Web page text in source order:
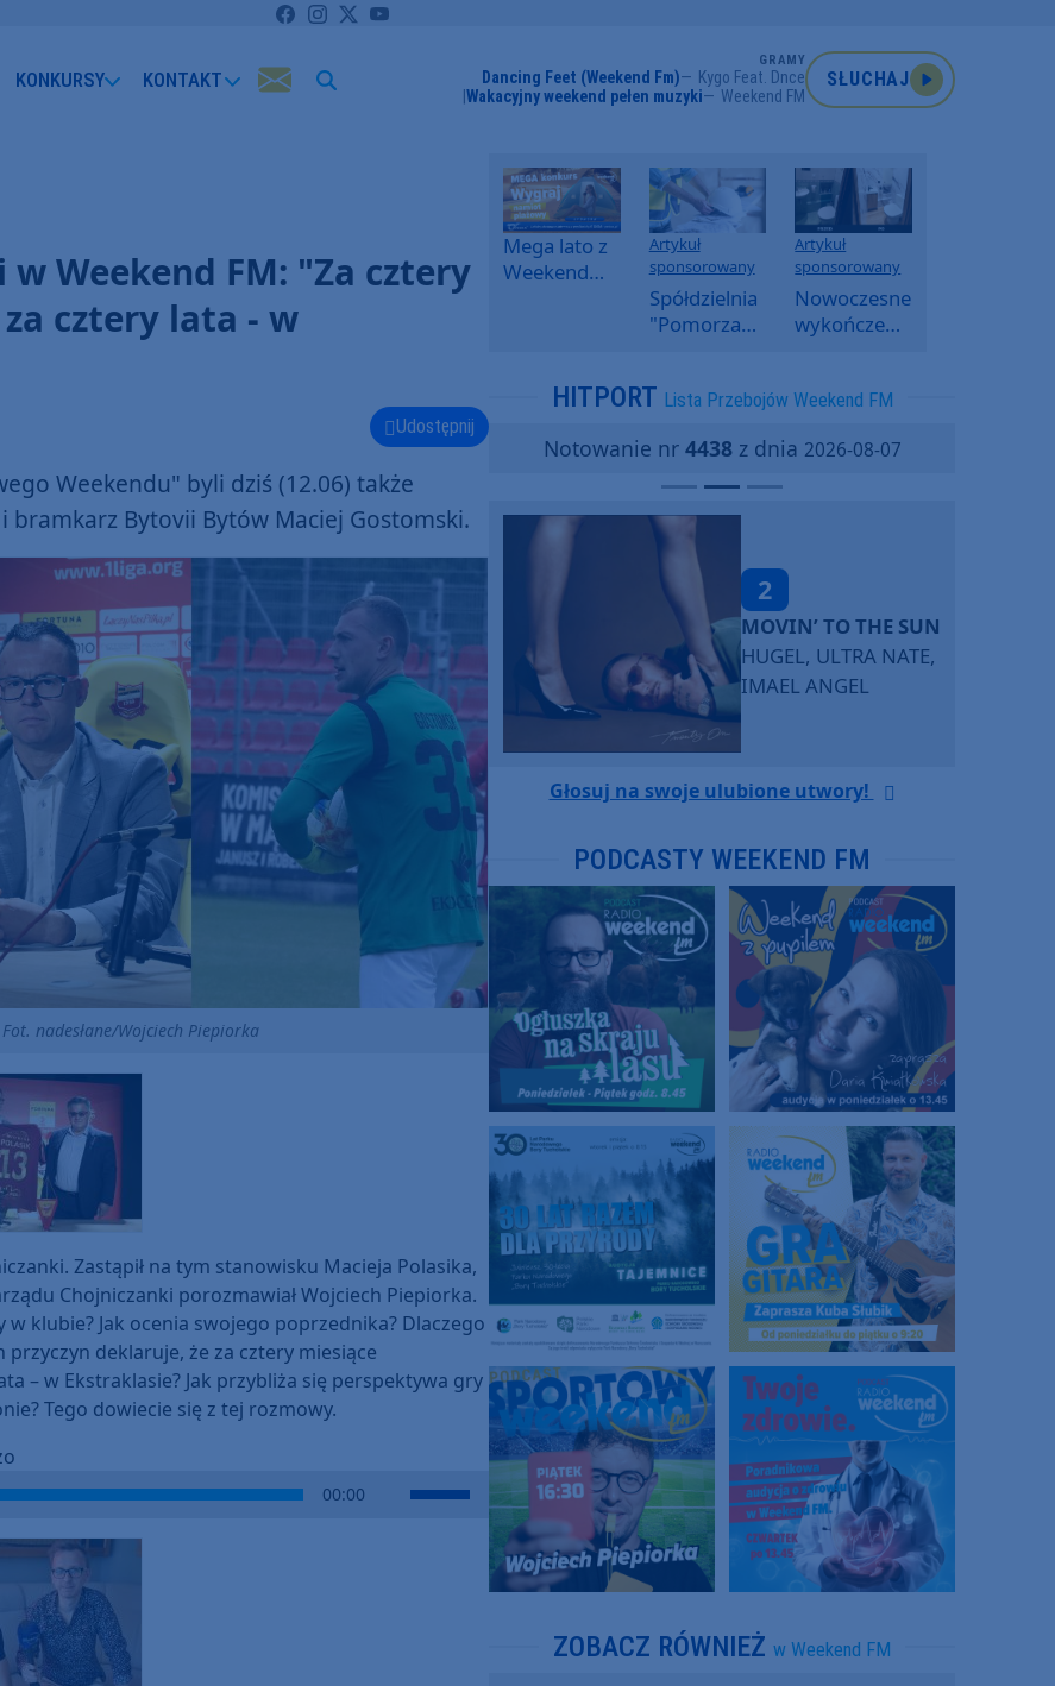
KONKURSY KONTAKT
GRAMY
Dancing Feet (Weekend Fm)
Kygo Feat. Dnce
Wakacyjny weekend pełen muzyki
Weekend FM
SŁUCHAJ
Weekend FM: "Za cztery
cztery lata - w
Udostępnij
Weekendu" byli dziś (12.06) także
bramkarz Bytovii Bytów Maciej Gostomski.
nadesłane/Wojciech Piepiorka
Zastąpił na tym stanowisku Macieja Polasika,
Chojniczanki porozmawiał Wojciech Piepiorka.
klubie? Jak ocenia swojego poprzednika? Dlaczego
przyczyn deklaruje, że za cztery miesiące
– w Ekstraklasie? Jak przybliża się perspektywa gry
Tego dowiecie się z tej rozmowy.
00:00
Use
Up/Down
Mega lato z
Weekend
Artykuł
sponsorowany
Spółdzielnia
"Pomorzanka"
informuje o
i ofertach
najmu
Artykuł
sponsorowany
Nowoczesne
wykończenia
SPC, WPC i
kamienny
HITPORT Lista Przebojów Weekend FM
Notowanie nr 4438z dnia 2026-08-07
2
MOVIN’ TO THE SUN
HUGEL, ULTRA NATE,
IMAEL ANGEL
Głosuj na swoje ulubione utwory!
PODCASTY WEEKEND FM
ZOBACZ RÓWNIEŻ w Weekend FM